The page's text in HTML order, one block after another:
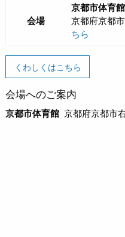
会場
京都市体育館
京都府京都
ちら
くわしくはこちら
会場へのご案内
京都市体育館 京都府京都市